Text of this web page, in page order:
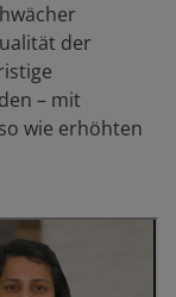
der
– mit
wie erhöhten